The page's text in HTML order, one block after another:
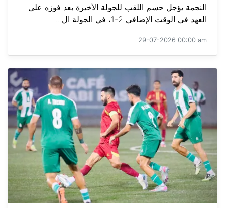
النجمة يؤجل حسم اللقب للجولة الأخيرة بعد فوزه على
العهد في الوقت الإضافي 2-1، في الجولة ال...
29-07-2026 00:00 am